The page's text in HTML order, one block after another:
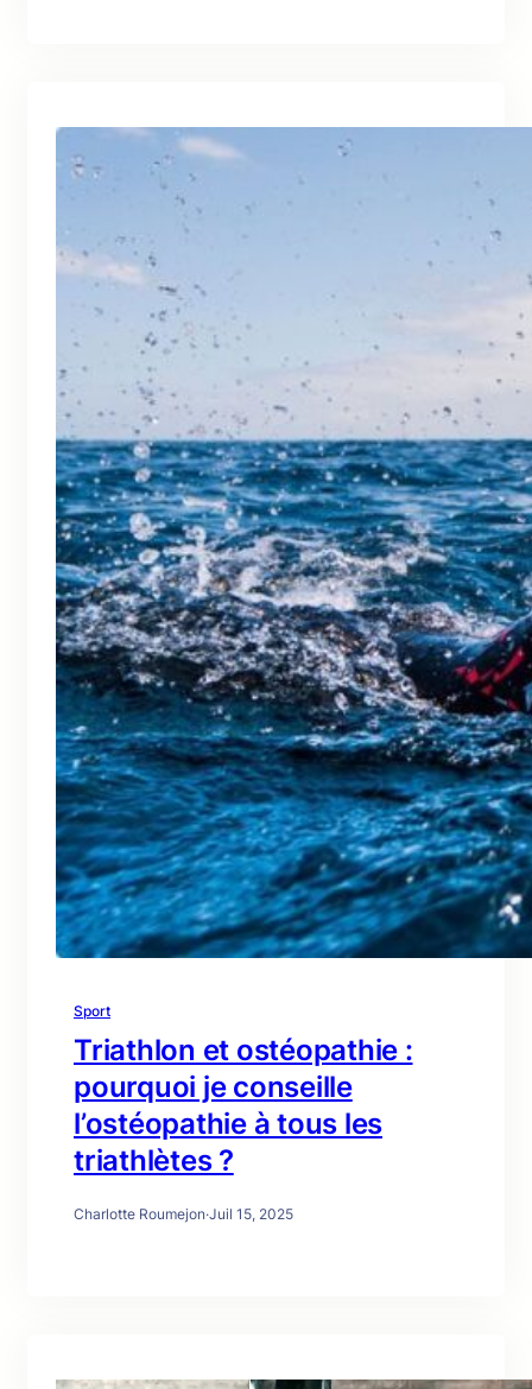
Sport
Triathlon et ostéopathie :
pourquoi je conseille
l’ostéopathie à tous les
triathlètes ?
Charlotte Roumejon·Juil 15, 2025